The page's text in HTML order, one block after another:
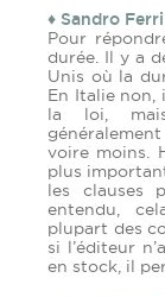
♦ Sandro Ferri
Pour
durée. Il y a
Unis où la
En Italie non,
la loi,
voire moins.
plus
les clauses
entendu,
plupart des
si l’éditeur
en stock, il